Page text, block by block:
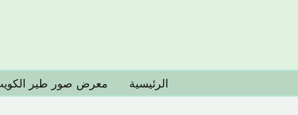
الرئيسية معرض صور طير